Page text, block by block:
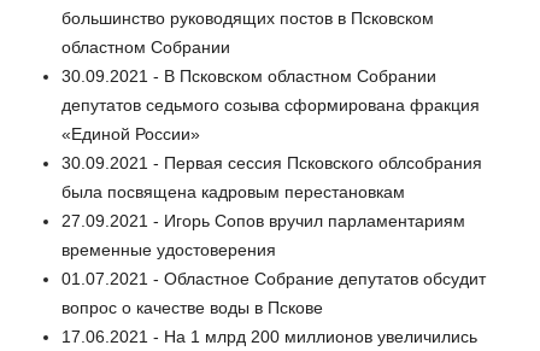
большинство руководящих постов в Псковском
областном Собрании
30.09.2021 - В Псковском областном Собрании
депутатов седьмого созыва сформирована фракция
«Единой России»
30.09.2021 - Первая сессия Псковского облсобрания
была посвящена кадровым перестановкам
27.09.2021 - Игорь Сопов вручил парламентариям
временные удостоверения
01.07.2021 - Областное Собрание депутатов обсудит
вопрос о качестве воды в Пскове
17.06.2021 - На 1 млрд 200 миллионов увеличились